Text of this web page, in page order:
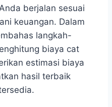
berjalan sesuai
keuangan. Dalam
langkah-
biaya cat
estimasi biaya
hasil terbaik